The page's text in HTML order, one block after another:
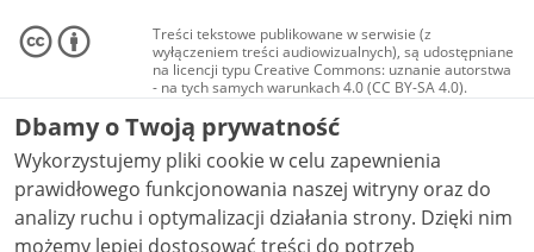
Treści tekstowe publikowane w serwisie (z
wyłączeniem treści audiowizualnych), są udostępniane
na licencji typu Creative Commons: uznanie autorstwa
- na tych samych warunkach 4.0 (CC BY-SA 4.0).
Materiały audiowizualne, w tym zdjęcia, materiały
audio i wideo, są udostępniane na licencji typu
Creative Commons: uznanie autorstwa użycie
niekomercyjne - bez utworów zależnych 4.0 (CC BY-
NC-ND 4.0), o ile nie jest to stwierdzone inaczej.
Dbamy o Twoją prywatność
Wykorzystujemy pliki cookie w celu zapewnienia
prawidłowego funkcjonowania naszej witryny oraz do
analizy ruchu i optymalizacji działania strony. Dzięki nim
możemy lepiej dostosować treści do potrzeb